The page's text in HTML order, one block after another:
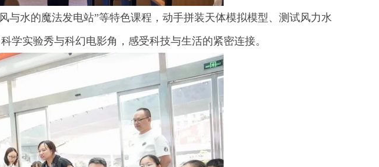
与水的魔法发电站”等特色课程，动手拼装天体模拟模型、测试风力水
学实验秀与科幻电影角，感受科技与生活的紧密连接。